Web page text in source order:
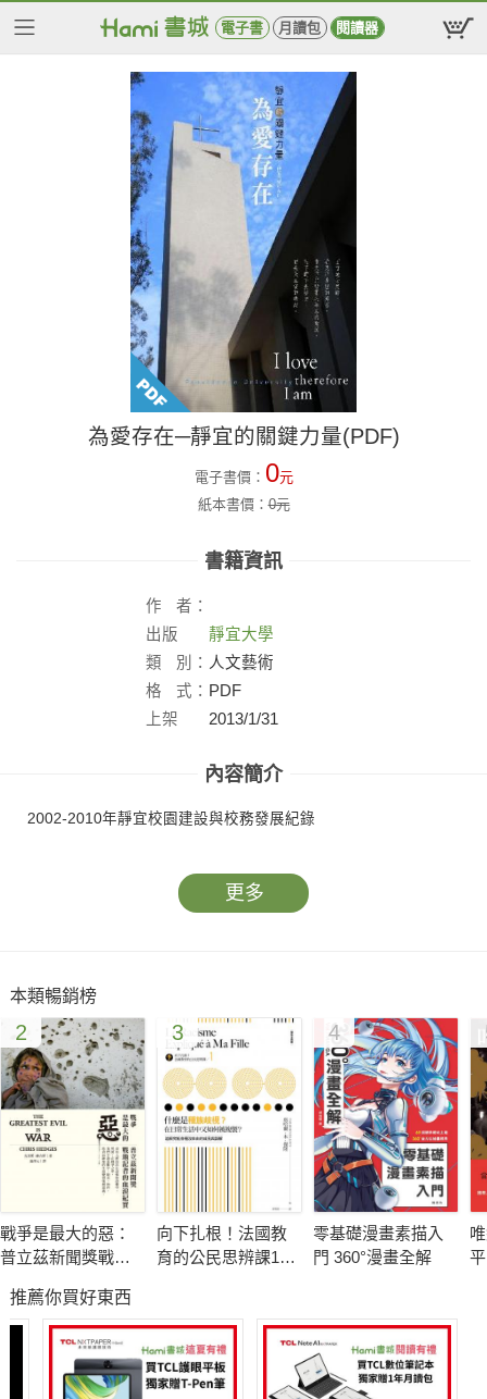
電子書 月讀包 閱讀器
為愛存在─靜宜的關鍵力量(PDF)
電子書價： 0元
紙本書價：0元
書籍資訊
作
者：
出版
社：
靜宜大學
類
別： 人文藝術
格
式： PDF
上架
2013/1/31
內容簡介
2002-2010年靜宜校園建設與校務發展紀錄
更多
本類暢銷榜
2
戰爭是最大的惡：
普立茲新聞獎戰地
3
向下扎根！法國教
育的公民思辨課1－
又如何被複
製？」：追根究柢
各種沒來由的成見
4
零基礎漫畫素描入
門 360°漫畫全解
推薦你買好東西